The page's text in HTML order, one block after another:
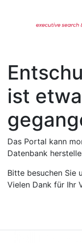
ist
Das Portal kann
Datenbank
Bitte besuchen Sie
Vielen Dank für Ihr